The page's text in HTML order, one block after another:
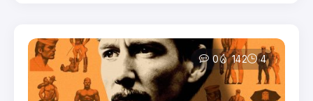
0 142 4